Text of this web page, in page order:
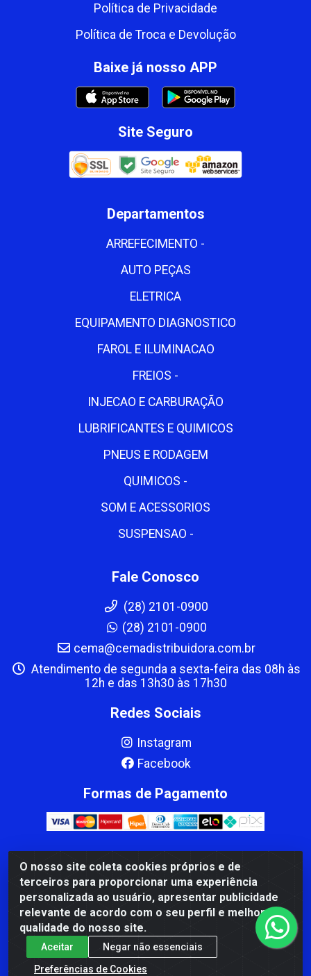
O nosso site coleta cookies próprios e de
terceiros para proporcionar uma experiência
personalizada ao usuário, apresentar publicidade
relevante de acordo com o seu perfil e melhorar a
qualidade do nosso site.
Aceitar
Negar não essenciais
Preferências de Cookies
Política de Privacidade
Política de Troca e Devolução
Baixe já nosso APP
Site Seguro
Departamentos
ARREFECIMENTO -
AUTO PEÇAS
ELETRICA
EQUIPAMENTO DIAGNOSTICO
FAROL E ILUMINACAO
FREIOS -
INJECAO E CARBURAÇÃO
LUBRIFICANTES E QUIMICOS
PNEUS E RODAGEM
QUIMICOS -
SOM E ACESSORIOS
SUSPENSAO -
Fale Conosco
(28) 2101-0900
(28) 2101-0900
cema@cemadistribuidora.com.br
Atendimento de segunda a sexta-feira das 08h às
12h e das 13h30 às 17h30
Redes Sociais
Instagram
Facebook
Formas de Pagamento
CBP MACEDO COMERCIO PEÇAS LTDA Matriz - av Mauro
Miranda Madureira, 1249 - Coramara , Cachoeiro de
Itapemirim/ES - CEP 29.311-310 - CNPJ 00.502.680/0001-41